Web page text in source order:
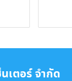
เตอร์ จำกัด